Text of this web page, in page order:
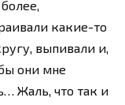
какие-то
выпивали и,
они мне
Жаль, что так и